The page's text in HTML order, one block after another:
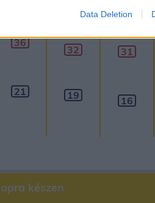
Data Deletion
36
21
32
19
31
16
készen